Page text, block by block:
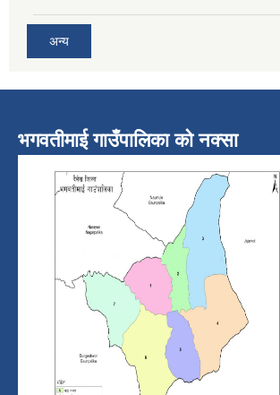
अन्य
भगवतीमाई गाउँपालिका को नक्सा